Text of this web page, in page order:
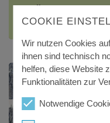
Anlagen
COOKIE
Wir nutzen Cookies
ihnen sind technisch
helfen, diese Website
Funktionalitäten zur
Notwendige